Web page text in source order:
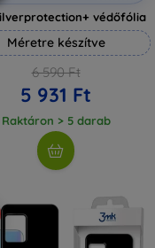
védőfólia
Méretre készítve
6 590 Ft
5 931 Ft
Raktáron > 5 darab